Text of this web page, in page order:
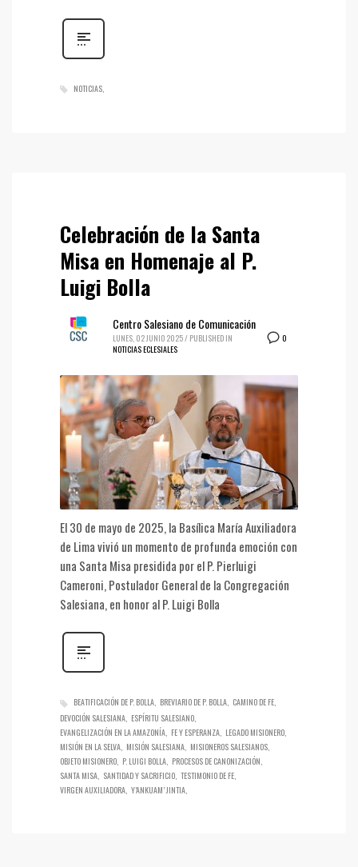
NOTICIAS
Celebración de la Santa
Misa en Homenaje al P.
Luigi Bolla
0
Centro Salesiano de Comunicación
LUNES, 02 JUNIO 2025/ PUBLISHED IN
NOTICIAS ECLESIALES
El 30 de mayo de 2025, la Basílica María Auxiliadora
de Lima vivió un momento de profunda emoción con
una Santa Misa presidida por el P. Pierluigi
Cameroni, Postulador General de la Congregación
Salesiana, en honor al P. Luigi Bolla
BEATIFICACIÓN DE P. BOLLA BREVIARIO DE P. BOLLA CAMINO DE FE
DEVOCIÓN SALESIANA ESPÍRITU SALESIANO
EVANGELIZACIÓN EN LA AMAZONÍA FE Y ESPERANZA LEGADO MISIONERO
MISIÓN EN LA SELVA MISIÓN SALESIANA MISIONEROS SALESIANOS
OBJETO MISIONERO P. LUIGI BOLLA PROCESOS DE CANONIZACIÓN
SANTA MISA SANTIDAD Y SACRIFICIO TESTIMONIO DE FE
VIRGEN AUXILIADORA Y’ANKUAM’ JINTIA